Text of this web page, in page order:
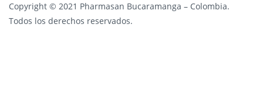
Copyright © 2021 Pharmasan Bucaramanga – Colombia.
Todos los derechos reservados.